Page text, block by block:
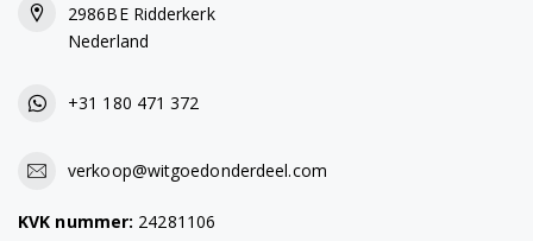
2986BE Ridderkerk
Nederland
+31 180 471 372
verkoop@witgoedonderdeel.com
KVK nummer: 24281106